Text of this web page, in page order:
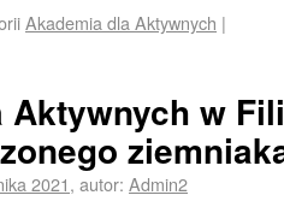
Akademia dla Aktywnych |
Aktywnych w
2021, autor: Admin2